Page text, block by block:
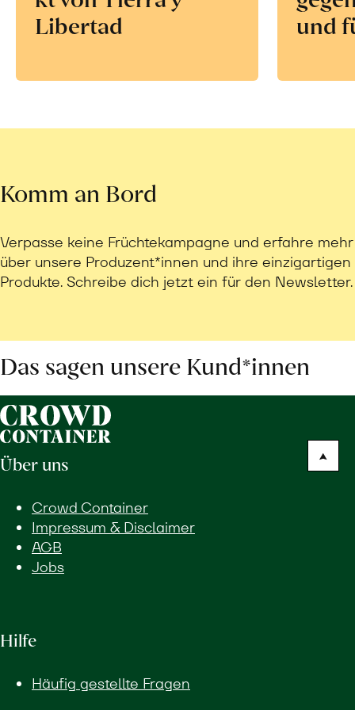
Libertad
und
Komm an Bord
Verpasse keine Früchtekampagne und erfahre mehr
über unsere Produzent*innen und ihre einzigartigen
Produkte. Schreibe dich jetzt ein für den Newsletter.
Das sagen unsere Kund*innen
Über uns
Crowd Container
Impressum & Disclaimer
AGB
Jobs
Hilfe
Häufig gestellte Fragen